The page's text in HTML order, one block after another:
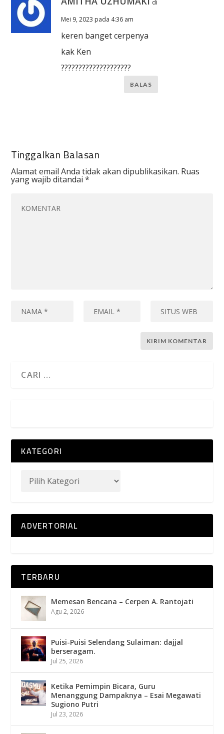
di
Mei 9, 2023 pada 4:36 am
keren banget cerpenya
kak Ken
????????????????????
BALAS
Tinggalkan Balasan
Alamat email Anda tidak akan dipublikasikan. Ruas
yang wajib ditandai*
KATEGORI
ADVERTORIAL
TERBARU
Memesan Bencana – Cerpen A. Rantojati
Agu 2, 2026
Puisi-Puisi Selendang Sulaiman: dajjal
berseragam.
Jul 25, 2026
Ketika Pemimpin Bicara, Guru
Menanggung Dampaknya – Esai Megawati
Sugiono Putri
Jul 23, 2026